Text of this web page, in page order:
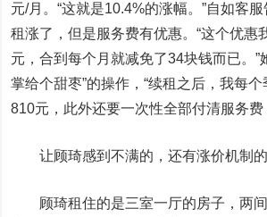
元/月。“这就是10.4%的涨幅。”自如客
租涨了，但是服务费有优惠。“这个优惠
元，合到每个月就减免了34块钱而已。”
掌给个甜枣”的操作，“续租之后，我每
810元，此外还要一次性全部付清服务费
让顾琦感到不满的，还有涨价机制的
顾琦租住的是三室一厅的房子，两间